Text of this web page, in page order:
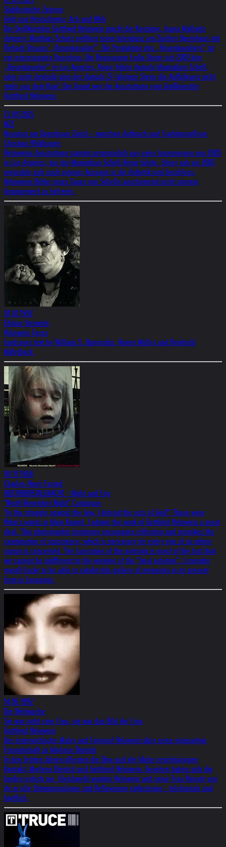
Süddeutsche Zeitung
Gebt uns Herzschmerz, Ach und Weh
Der Großkünstler Gottfried Helnwein macht die Kostüme, Joana Mallwitz
dirigiert: Matthias Schulz eröffnet seine Intendanz am Zürcher Opernhaus mit
Richard Strauss’ „Rosenkavalier“. Die Produktion des „Rosenkavaliers“ ist
ein interessantes Upcycling. Die Regisseurin Lydia Steier sch 2007 den
„Rosenkavalier“ in Los Angeles, Regie führte damals Maximilian Schell,
aber nicht deshalb ging der damals 27-|ahrigen Steier die Aufführung nicht
mehr aus dem Kopf. Der Grund wer die Ausstattung vom Großkünstler
Gottfried Helnwein.
23.09.2025
NZZ
Neustart am Opernhaus Zürich - zwischen Aufbruch und Traditionspflege
Christian Wildhagen
Helnweins Ausstattung stammt ursprünglich aus einer lnszenierung von 2005
in Los Angeles, bei der Maximilian Schell Regie führte. Steier sah sie 2007,
verguckte sich nach eigener Aussage in die Ästhetik und beschloss,
Helnweins Bilder eines Tages von Schells anscheinend recht starrem
Arrangement zu befreien.
01.01.1992
Edition Stemmle
Helnwein Faces
hardcover text by William S. Burroughs, Heiner Müller and Reinhold
Mißelbeck.
09.11.1988
Charles-Henri Favrod
REICHSKRISTALLNACHT - Night and Fog
"Ninth November Night" Catalogue
"In the struggle against the Jew, I defend the acts of God!" Those were
Hitler's words in Mein Kampf. I admire the work of Gottfried Helnwein a great
deal. This photographic testimony encourages reflection and provokes the
examination of conscience, which is necessary for every one of us where
racism is concerned. The laceration of the portraits is proof of the fact that
we cannot be indifferent to the warning of the "final solution". I consider
myself lucky to be able to exhibit this gallery of memories in its present
form in Lausanne.
14.05.1992
Die Weltwoche
Sie war nicht eine Frau, sie war das Bild der Frau
Gottfried Helnwein
Der österreichische Maler und Fotograf Helnwein über seine eigenartige
Freundschaft zu Marlene Dietrich
In den letzten Jahren pflegten die Diva und der Maler regelmässigen
Kontakt, Marlene Dietrich und Gottfried Helnwein. Gesehen haben sich die
beiden jedoch nie. Gleichwohl wurden Helnwein und seine Frau Renate von
ihr in alle Stimmungslagen und Reflexionen einbezogen - telefonisch und
brieflich.